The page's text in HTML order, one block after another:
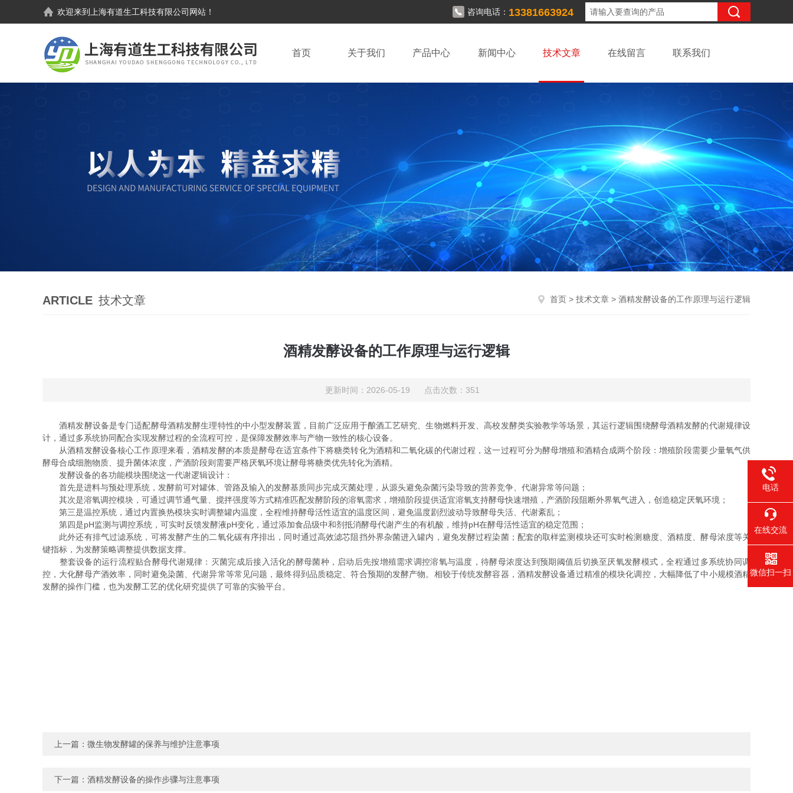
欢迎来到 上海有道生工科技有限公司 网站！ 咨询电话： 13381663924
首页 关于我们 产品中心 新闻中心 技术文章 在线留言 联系我们
ARTICLE 技术文章 首页 > 技术文章 > 酒精发酵设备的工作原理与运行逻辑
酒精发酵设备的工作原理与运行逻辑
更新时间：2026-05-19 点击次数：351
酒精发酵设备是专门适配酵母酒精发酵生理特性的中小型发酵装置，目前广泛应用于酿酒工艺研究、生物燃料开发、高校发酵类实验教学等场景，其运行逻辑围绕酵母酒精发酵的代谢规律设
计，通过多系统协同配合实现发酵过程的全流程可控，是保障发酵效率与产物一致性的核心设备。
从酒精发酵设备核心工作原理来看，酒精发酵的本质是酵母在适宜条件下将糖类转化为酒精和二氧化碳的代谢过程，这一过程可分为酵母增殖和酒精合成两个阶段：增殖阶段需要少量氧气供
酵母合成细胞物质、提升菌体浓度，产酒阶段则需要严格厌氧环境让酵母将糖类优先转化为酒精。
发酵设备的各功能模块围绕这一代谢逻辑设计：
首先是进料与预处理系统，发酵前可对罐体、管路及输入的发酵基质同步完成灭菌处理，从源头避免杂菌污染导致的营养竞争、代谢异常等问题；
其次是溶氧调控模块，可通过调节通气量、搅拌强度等方式精准匹配发酵阶段的溶氧需求，增殖阶段提供适宜溶氧支持酵母快速增殖，产酒阶段阻断外界氧气进入，创造稳定厌氧环境；
第三是温控系统，通过内置换热模块实时调整罐内温度，全程维持酵母活性适宜的温度区间，避免温度剧烈波动导致酵母失活、代谢紊乱；
第四是pH监测与调控系统，可实时反馈发酵液pH变化，通过添加食品级中和剂抵消酵母代谢产生的有机酸，维持pH在酵母活性适宜的稳定范围；
此外还有排气过滤系统，可将发酵产生的二氧化碳有序排出，同时通过高效滤芯阻挡外界杂菌进入罐内，避免发酵过程染菌；配套的取样监测模块还可实时检测糖度、酒精度、酵母浓度等关
键指标，为发酵策略调整提供数据支撑。
整套设备的运行流程贴合酵母代谢规律：灭菌完成后接入活化的酵母菌种，启动后先按增殖需求调控溶氧与温度，待酵母浓度达到预期阈值后切换至厌氧发酵模式，全程通过多系统协同调
控，大化酵母产酒效率，同时避免染菌、代谢异常等常见问题，最终得到品质稳定、符合预期的发酵产物。相较于传统发酵容器，酒精发酵设备通过精准的模块化调控，大幅降低了中小规模酒精
发酵的操作门槛，也为发酵工艺的优化研究提供了可靠的实验平台。
上一篇： 微生物发酵罐的保养与维护注意事项
下一篇： 酒精发酵设备的操作步骤与注意事项
电话
在线交流
微信扫一扫